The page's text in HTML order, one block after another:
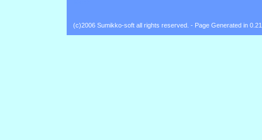
(c)2006 Sumikko-soft all rights reserved. - Page Generated in